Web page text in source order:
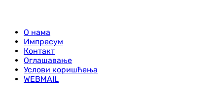
О нама
Импресум
Контакт
Оглашавање
Услови коришћења
WEBMAIL